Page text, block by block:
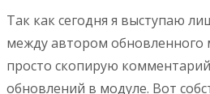
Так как сегодня я выступаю
между автором обновленного
просто скопирую
обновлений в модуле. Вот